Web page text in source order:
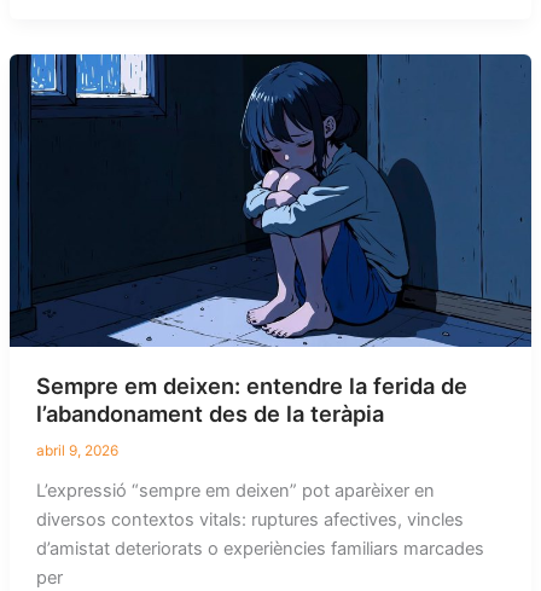
Sempre em deixen: entendre la ferida de
l’abandonament des de la teràpia
abril 9, 2026
L’expressió “sempre em deixen” pot aparèixer en
diversos contextos vitals: ruptures afectives, vincles
d’amistat deteriorats o experiències familiars marcades
per